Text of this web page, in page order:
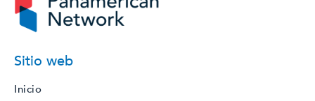
Sitio web
Inicio